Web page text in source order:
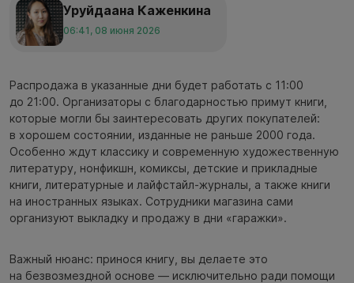
Уруйдаана Каженкина
06:41, 08 июня 2026
Распродажа в указанные дни будет работать с 11:00
до 21:00. Организаторы с благодарностью примут книги,
которые могли бы заинтересовать других покупателей:
в хорошем состоянии, изданные не раньше 2000 года.
Особенно ждут классику и современную художественную
литературу, нонфикшн, комиксы, детские и прикладные
книги, литературные и лайфстайл-журналы, а также книги
на иностранных языках. Сотрудники магазина сами
организуют выкладку и продажу в дни «гаражки».
Важный нюанс: принося книгу, вы делаете это
на безвозмездной основе — исключительно ради помощи